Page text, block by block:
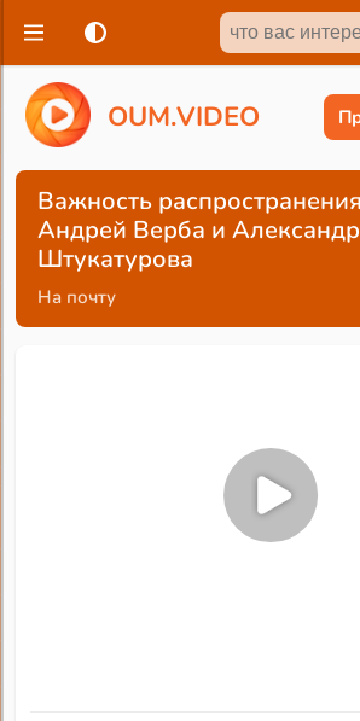
OUM.VIDEO
Важность
Андрей Верба и
Штукатурова
На почту